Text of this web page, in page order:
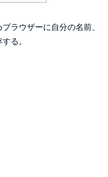
ラウザーに自分の名前、
る。